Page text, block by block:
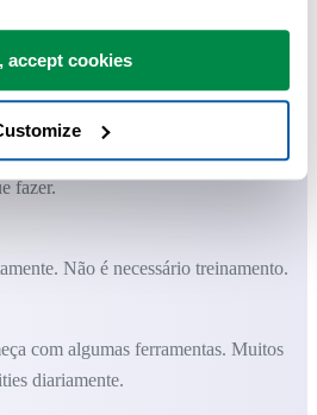
accept cookies
no Excel. Simples assim.
a economizar tempo e fazer coisas que o
fazer.
Não é necessário treinamento.
com algumas ferramentas. Muitos
diariamente.